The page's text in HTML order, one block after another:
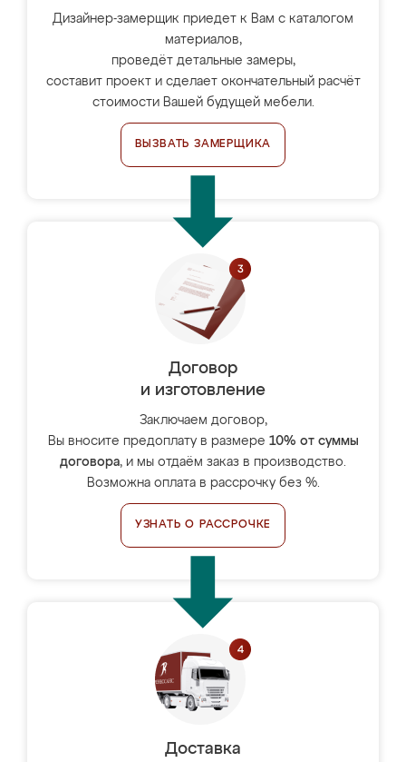
Дизайнер-замерщик приедет к Вам с каталогом
материалов,
проведёт детальные замеры,
составит проект и сделает окончательный расчёт
стоимости Вашей будущей мебели.
ВЫЗВАТЬ ЗАМЕРЩИКА
Договор
и изготовление
Заключаем договор,
Вы вносите предоплату в размере 10% от суммы
договора, и мы отдаём заказ в производство.
Возможна оплата в рассрочку без %.
УЗНАТЬ О РАССРОЧКЕ
Доставка